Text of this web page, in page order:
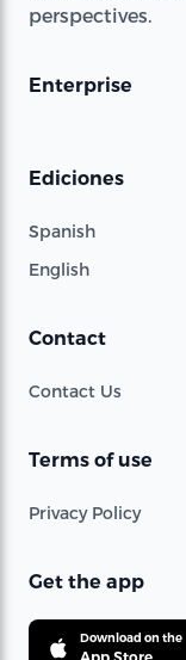
perspectives.
Enterprise
Ediciones
Spanish
English
Contact
Contact Us
Terms of use
Privacy Policy
Get the app
Download on the